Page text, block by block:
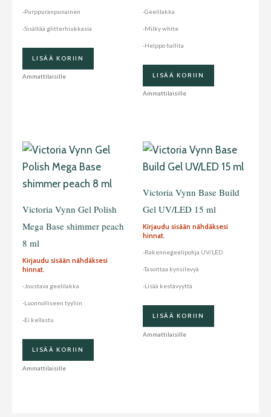
-Purppuranpunainen
-Sisältää glitterhiukkasia
LISÄÄ KORIIN
Ammattilaisille
-Geelilakka
-Milky white
-Helppo hallita
LISÄÄ KORIIN
Ammattilaisille
Victoria Vynn Gel Polish
Mega Base shimmer peach
8 ml
Kirjaudu sisään nähdäksesi
hinnat.
-Joustava geelilakka
-Luonnolliseen tyyliin
-Ei kellastu
LISÄÄ KORIIN
Ammattilaisille
Victoria Vynn Base Build
Gel UV/LED 15 ml
Kirjaudu sisään nähdäksesi
hinnat.
-Rakennegeelipohja UV/LED
-Tasoittaa kynsilevyä
-Lisää kestävyyttä
LISÄÄ KORIIN
Ammattilaisille